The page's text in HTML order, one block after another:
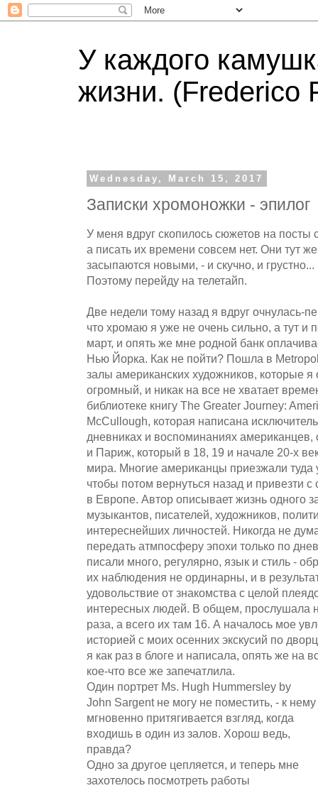
У каждого
жизни. (Frederico
Wednesday, March 15, 2017
Записки хpомоножки - эпилог
У меня вдруг скопилось сюжетов на посты
а писать их времени совсем нет. Они тут
засыпаются новыми, - и скучно, и грустно...
Поэтому перейду на телетайп.
Две недели тому назад я вдруг очнулась-
что хромаю я уже не очень сильно, а тут
март, и опять же мне родной банк
Нью Йорка. Как не пойти? Пошла в
залы американских художников, которые
огромный, и никак на все не хватает
библиотеке книгу The Greater Journey:
McCullough, которая написана
дневниках и воспоминаниях
и Париж, который в 18, 19 и начале 20-х
мира. Многие американцы приезжали туда
чтобы потом вернуться назад и привезти
в Европе. Автор описывает жизнь одного
музыкантов, писателей, художников,
интереснейших личностей. Никогда не
передать атмпосферу эпохи только по
писали много, регулярно, язык и стиль -
их наблюдения не ординарны, и в
удовольствие от знакомства с целой
интересных людей. В общем, прослушала
раза, а всего их там 16. А началось мое
историей с моих осенних экскусий по
я как раз в блоге и написала, опять же на
кое-что все же запечатлила.
Один портрет Ms. Hugh Hummersley by
John Sargent не могу не поместить, - к нему
мгновенно притягивается взгляд, когда
входишь в один из залов. Хорош ведь,
правда?
Одно за другое цепляется, и теперь мне
захотелось посмотреть работы